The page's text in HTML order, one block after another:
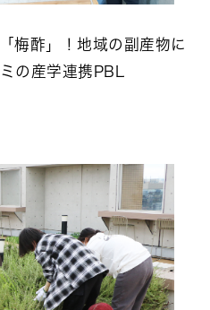
梅酢」！地域の副産物に
の産学連携PBL